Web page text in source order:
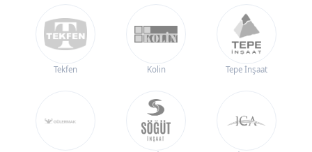
Tekfen Kolin Tepe İnşaat